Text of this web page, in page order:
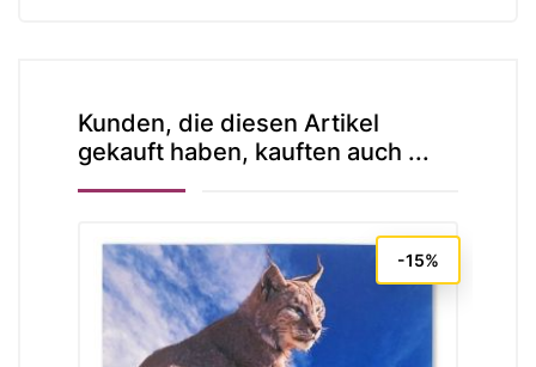
Kunden, die diesen Artikel
gekauft haben, kauften auch ...
-15%